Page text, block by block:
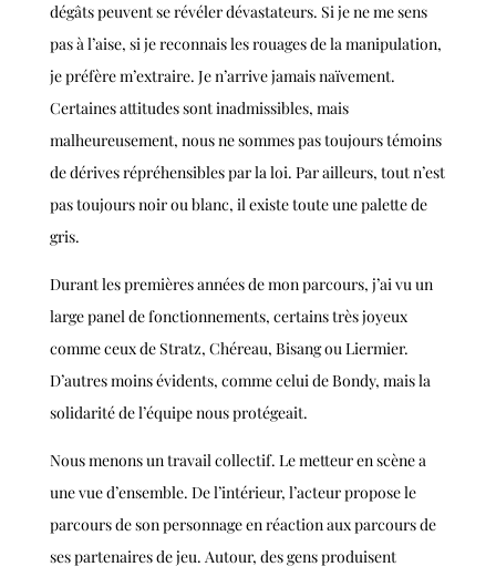
dégâts peuvent se révéler dévastateurs. Si je ne me sens
pas à l’aise, si je reconnais les rouages de la manipulation,
je préfère m’extraire. Je n’arrive jamais naïvement.
Certaines attitudes sont inadmissibles, mais
malheureusement, nous ne sommes pas toujours témoins
de dérives répréhensibles par la loi. Par ailleurs, tout n’est
pas toujours noir ou blanc, il existe toute une palette de
gris.
Durant les premières années de mon parcours, j’ai vu un
large panel de fonctionnements, certains très joyeux
comme ceux de Stratz, Chéreau, Bisang ou Liermier.
D’autres moins évidents, comme celui de Bondy, mais la
solidarité de l’équipe nous protégeait.
Nous menons un travail collectif. Le metteur en scène a
une vue d’ensemble. De l’intérieur, l’acteur propose le
parcours de son personnage en réaction aux parcours de
ses partenaires de jeu. Autour, des gens produisent